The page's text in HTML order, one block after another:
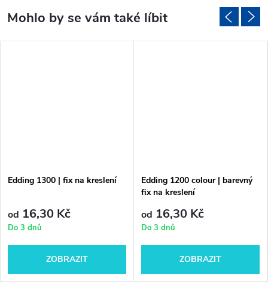
Edding 1300 | fix na kreslení
od 16,30 Kč
Do 3 dnů
ZOBRAZIT
Edding 1200 colour | barevný
fix na kreslení
od 16,30 Kč
Do 3 dnů
ZOBRAZIT